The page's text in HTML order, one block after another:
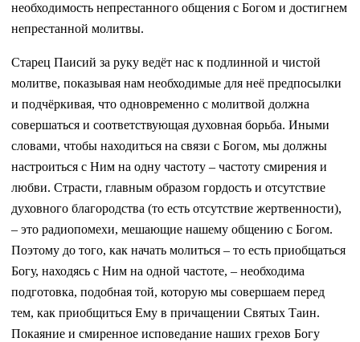
необходимость непрестанного общения с Богом и достигнем
непрестанной молитвы.
Старец Паисий за руку ведёт нас к подлинной и чистой
молитве, показывая нам необходимые для неё предпосылки
и подчёркивая, что одновременно с молитвой должна
совершаться и соответствующая духовная борьба. Иными
словами, чтобы находиться на связи с Богом, мы должны
настроиться с Ним на одну частоту – частоту смирения и
любви. Страсти, главным образом гордость и отсутствие
духовного благородства (то есть отсутствие жертвенности),
– это радиопомехи, мешающие нашему общению с Богом.
Поэтому до того, как начать молиться – то есть приобщаться
Богу, находясь с Ним на одной частоте, – необходима
подготовка, подобная той, которую мы совершаем перед
тем, как приобщиться Ему в причащении Святых Таин.
Покаяние и смиренное исповедание наших грехов Богу